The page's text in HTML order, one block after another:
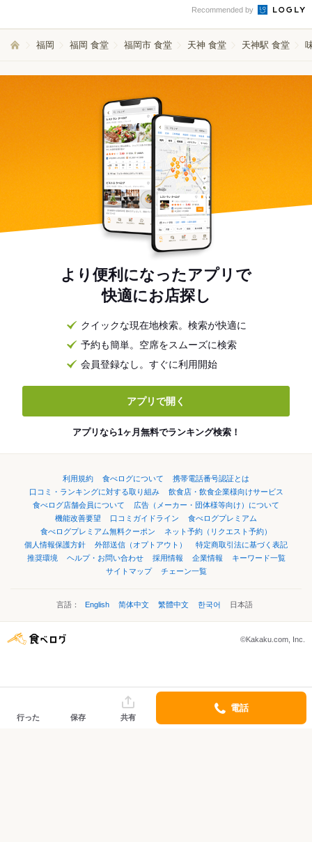
Recommended by
福岡 福岡 食堂 福岡市 食堂 天神 食堂 天神駅 食堂
より便利になったアプリで
快適にお店探し
クイックな現在地検索。検索が快適に
予約も簡単。空席をスムーズに検索
会員登録なし。すぐに利用開始
アプリで開く
アプリなら1ヶ月無料でランキング検索！
利用規約 食べログについて
携帯電話番号認証とは
口コミ・ランキングに対する取り組み
飲食店・飲食企業様向けサービス
食べログ店舗会員について
広告（メーカー・団体様等向け）について
機能改善要望
口コミガイドライン
食べログプレミアム
食べログプレミアム無料クーポン
ネット予約（リクエスト予約）
個人情報保護方針
外部送信（オプトアウト）
特定商取引法に基づく表記
推奨環境
ヘルプ・お問い合わせ 採用情報 企業情報
キーワード一覧
サイトマップ
チェーン一覧
言語： English 简体中文 繁體中文 한국어 日本語
©Kakaku.com, Inc.
行った 保存 共有
電話